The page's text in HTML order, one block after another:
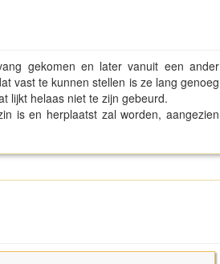
gekomen en later vanuit een ander
vast te kunnen stellen is ze lang genoeg
lijkt helaas niet te zijn gebeurd.
is en herplaatst zal worden, aangezien